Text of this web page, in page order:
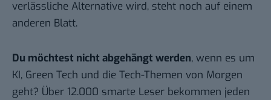
verlässliche Alternative wird, steht noch auf einem
anderen Blatt.
Du möchtest nicht abgehängt werden, wenn es um
KI, Green Tech und die Tech-Themen von Morgen
geht? Über 12.000 smarte Leser bekommen jeden